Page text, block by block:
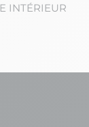
INTÉRIEUR